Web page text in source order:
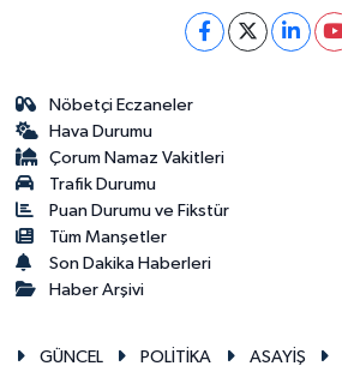
Nöbetçi Eczaneler
Hava Durumu
Çorum Namaz Vakitleri
Trafik Durumu
Puan Durumu ve Fikstür
Tüm Manşetler
Son Dakika Haberleri
Haber Arşivi
GÜNCEL POLİTİKA ASAYİŞ